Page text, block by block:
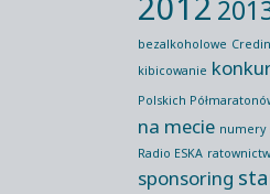
bezalkoholowe Credin
kibicowanie
Polskich
na mecie numery
Radio ESKA
sponsoring